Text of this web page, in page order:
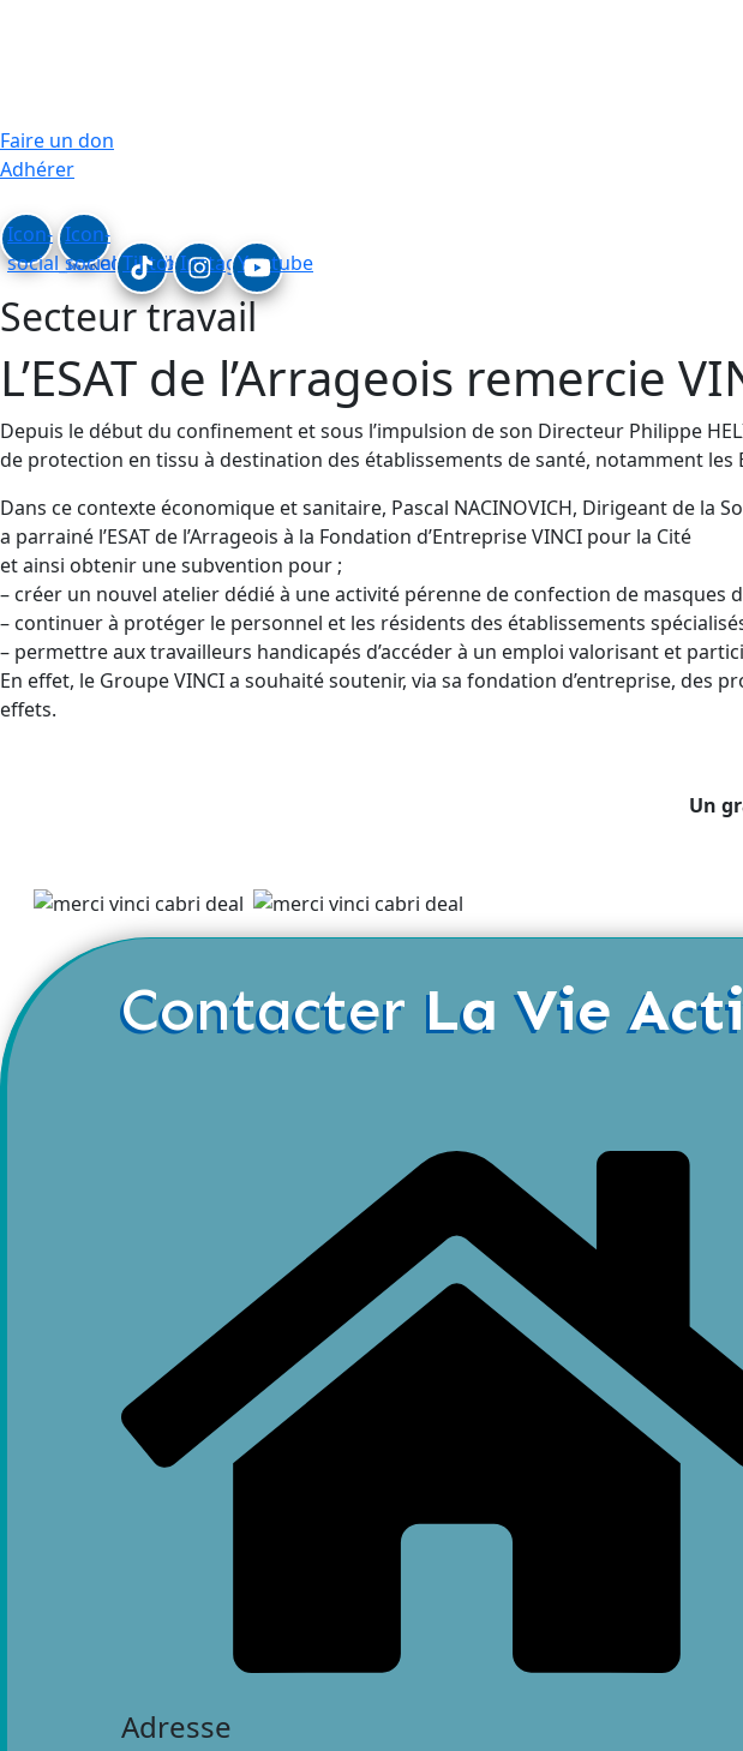
Faire un don
Adhérer
Icon-
social_linkedin
Icon-
social_facebook
TiktokInstagramYoutube
Secteur travail
L’ESAT de l’Arrageois remercie
Depuis le début du confinement et sous l’impulsion de son Directeur Philippe
de protection en tissu à destination des établissements de santé, notamment les
Dans ce contexte économique et sanitaire, Pascal NACINOVICH, Dirigeant de la
a parrainé l’ESAT de l’Arrageois à la Fondation d’Entreprise VINCI pour la Cité
et ainsi obtenir une subvention pour ;
– créer un nouvel atelier dédié à une activité pérenne de confection de masques
– continuer à protéger le personnel et les résidents des établissements
– permettre aux travailleurs handicapés d’accéder à un emploi valorisant et
En effet, le Groupe VINCI a souhaité soutenir, via sa fondation d’entreprise,
effets.
Un
Contacter La Vie
Adresse